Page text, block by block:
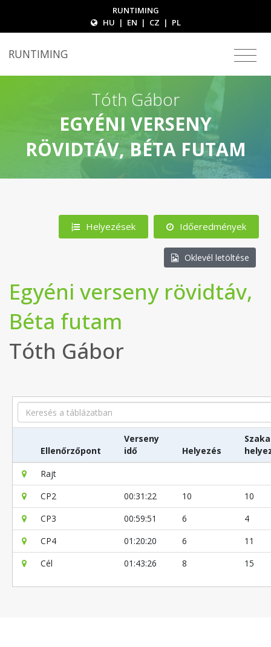
RUNTIMING
HU | EN | CZ | PL
RUNTIMING
Tóth Gábor
EGYÉNI VERSENY
RÖVIDTÁV, BÉTA FUTAM
Helyezések Időeredmények
Oklevél letöltése
Egyéni verseny rövidtáv,
Béta futam
Tóth Gábor
Search
Ellenőrzőpont
Verseny
idő
Helyezés
Rajt
CP2
00:31:22 10
10
CP3
00:59:51 6
4
CP4
01:20:20 6
11
Cél
01:43:26 8 15